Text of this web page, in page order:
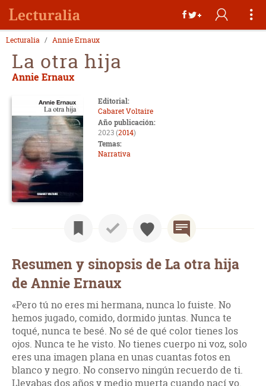
Lecturalia Annie Ernaux
La otra hija
Annie Ernaux
Editorial:
Cabaret Voltaire
Año publicación:
2023 (2014)
Temas:
Narrativa
Resumen y sinopsis de La otra hija
de Annie Ernaux
«Pero tú no eres mi hermana, nunca lo fuiste. No
hemos jugado, comido, dormido juntas. Nunca te
toqué, nunca te besé. No sé de qué color tienes los
ojos. Nunca te he visto. No tienes cuerpo ni voz, solo
eres una imagen plana en unas cuantas fotos en
blanco y negro. No conservo ningún recuerdo de ti.
Llevabas dos años y medio muerta cuando nací yo.